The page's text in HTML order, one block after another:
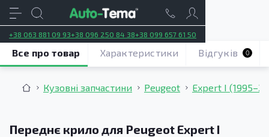
+38 063 881 09 93+38 096 250 84 38+38 099 657 61 50
Кузовні запчастини Peugeot Expert I
Переднє крило для Peugeot Expert I
Все про товар Характеристики Відгуків 0